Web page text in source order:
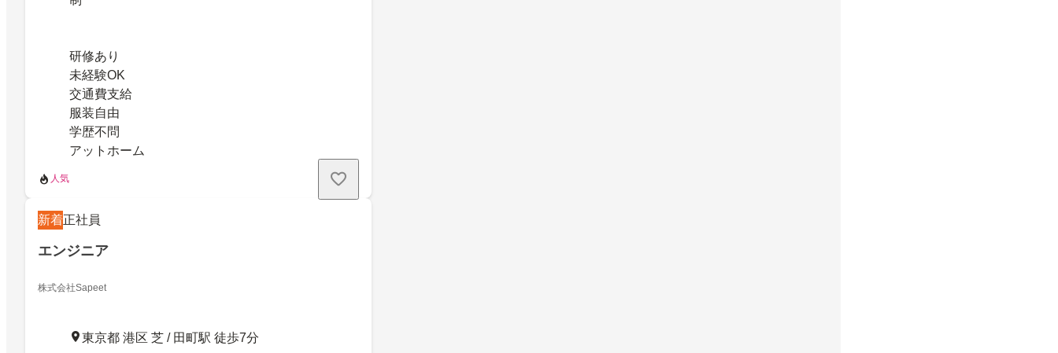
研修あり
未経験OK
交通費支給
服装自由
学歴不問
アットホーム
人気
新着正社員
エンジニア
株式会社Sapeet
東京都 港区 芝 / 田町駅 徒歩7分